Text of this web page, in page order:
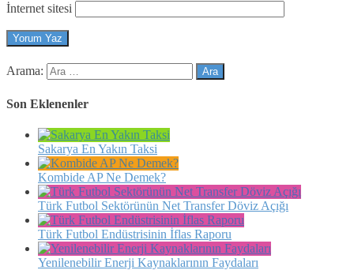
İnternet sitesi
Arama:
Son Eklenenler
Sakarya En Yakın Taksi
Kombide AP Ne Demek?
Türk Futbol Sektörünün Net Transfer Döviz Açığı
Türk Futbol Endüstrisinin İflas Raporu
Yenilenebilir Enerji Kaynaklarının Faydaları